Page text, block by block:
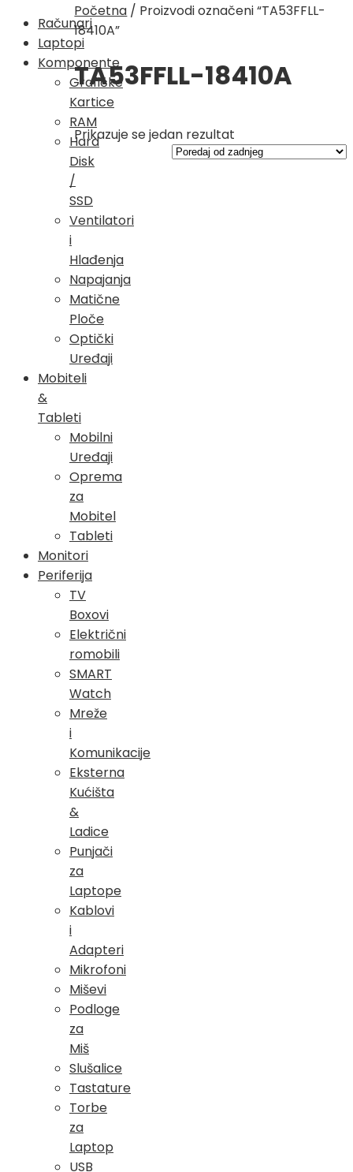
Računari
Laptopi
Komponente
Grafičke
Kartice
RAM
Hard
Disk
/
SSD
Ventilatori
i
Hlađenja
Napajanja
Matične
Ploče
Optički
Uređaji
Mobiteli
&
Tableti
Mobilni
Uređaji
Oprema
za
Mobitel
Tableti
Monitori
Periferija
TV
Boxovi
Električni
romobili
SMART
Watch
Mreže
i
Komunikacije
Eksterna
Kućišta
&
Ladice
Punjači
za
Laptope
Kablovi
i
Adapteri
Mikrofoni
Miševi
Podloge
za
Miš
Slušalice
Tastature
Torbe
za
Laptop
USB
Početna / Proizvodi označeni “TA53FFLL-
18410A”
TA53FFLL-18410A
Prikazuje se jedan rezultat